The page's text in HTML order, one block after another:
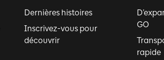
Dernières histoires
Inscrivez-vous pour
découvrir
GO
rapide